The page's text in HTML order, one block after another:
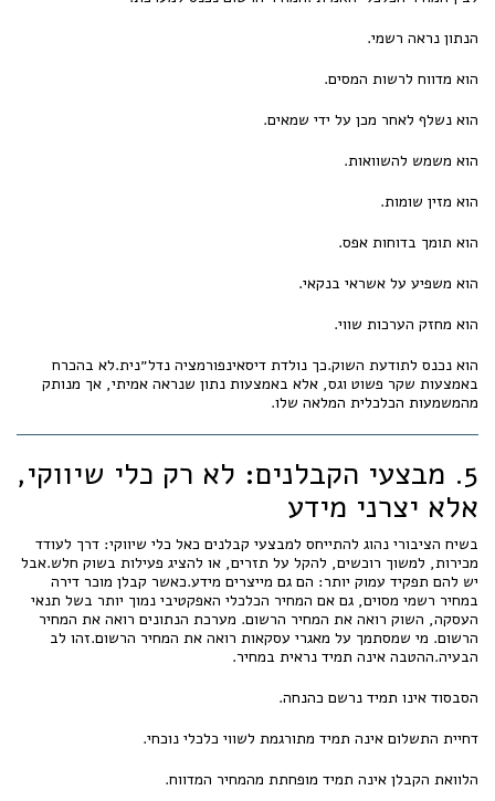
הנתון נראה רשמי.
הוא מדווח לרשות המסים.
הוא נשלף לאחר מכן על ידי שמאים.
הוא משמש להשוואות.
הוא מזין שומות.
הוא תומך בדוחות אפס.
הוא משפיע על אשראי בנקאי.
הוא מחזק הערכות שווי.
הוא נכנס לתודעת השוק.כך נולדת דיסאינפורמציה נדל״נית.לא בהכרח
באמצעות שקר פשוט וגס, אלא באמצעות נתון שנראה אמיתי, אך מנותק
מהמשמעות הכלכלית המלאה שלו.
5. מבצעי הקבלנים: לא רק כלי שיווקי,
אלא יצרני מידע
בשיח הציבורי נהוג להתייחס למבצעי קבלנים כאל כלי שיווקי: דרך לעודד
מכירות, למשוך רוכשים, להקל על תזרים, או להציג פעילות בשוק חלש.אבל
יש להם תפקיד עמוק יותר: הם גם מייצרים מידע.כאשר קבלן מוכר דירה
במחיר רשמי מסוים, גם אם המחיר הכלכלי האפקטיבי נמוך יותר בשל תנאי
העסקה, השוק רואה את המחיר הרשום. מערכת הנתונים רואה את המחיר
הרשום. מי שמסתמך על מאגרי עסקאות רואה את המחיר הרשום.זהו לב
הבעיה.ההטבה אינה תמיד נראית במחיר.
הסבסוד אינו תמיד נרשם כהנחה.
דחיית התשלום אינה תמיד מתורגמת לשווי כלכלי נוכחי.
הלוואת הקבלן אינה תמיד מופחתת מהמחיר המדווח.